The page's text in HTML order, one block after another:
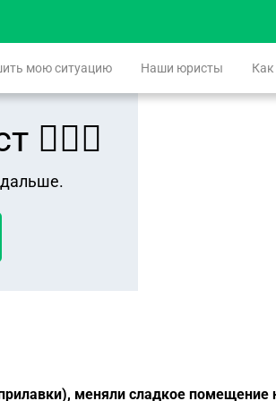
мою ситуацию Наши юристы Как
меняли сладкое помещение